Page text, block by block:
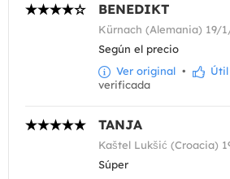
BENEDIKT
Kürnach (Alemania) 19/
Según el precio
Ver original • Útil
verificada
TANJA
Kaštel Lukšić (Croacia)
Súper